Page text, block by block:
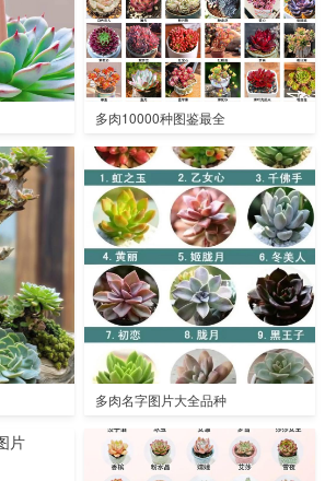
多肉10000种图鉴最全
多肉名字图片大全品种